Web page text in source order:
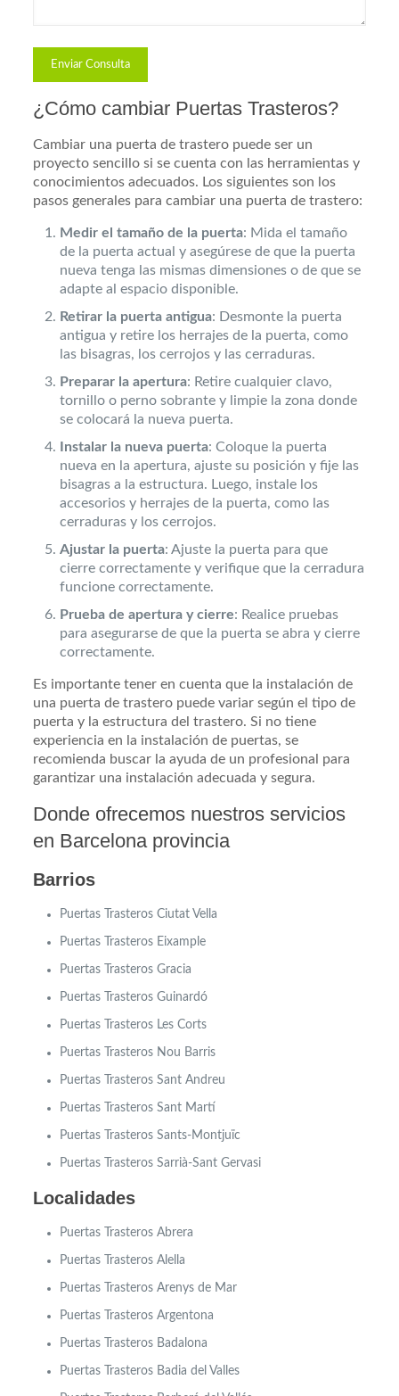
¿Cómo cambiar Puertas Trasteros?
Cambiar una puerta de trastero puede ser un
proyecto sencillo si se cuenta con las herramientas y
conocimientos adecuados. Los siguientes son los
pasos generales para cambiar una puerta de trastero:
Medir el tamaño de la puerta: Mida el tamaño
de la puerta actual y asegúrese de que la puerta
nueva tenga las mismas dimensiones o de que se
adapte al espacio disponible.
Retirar la puerta antigua: Desmonte la puerta
antigua y retire los herrajes de la puerta, como
las bisagras, los cerrojos y las cerraduras.
Preparar la apertura: Retire cualquier clavo,
tornillo o perno sobrante y limpie la zona donde
se colocará la nueva puerta.
Instalar la nueva puerta: Coloque la puerta
nueva en la apertura, ajuste su posición y fije las
bisagras a la estructura. Luego, instale los
accesorios y herrajes de la puerta, como las
cerraduras y los cerrojos.
Ajustar la puerta: Ajuste la puerta para que
cierre correctamente y verifique que la cerradura
funcione correctamente.
Prueba de apertura y cierre: Realice pruebas
para asegurarse de que la puerta se abra y cierre
correctamente.
Es importante tener en cuenta que la instalación de
una puerta de trastero puede variar según el tipo de
puerta y la estructura del trastero. Si no tiene
experiencia en la instalación de puertas, se
recomienda buscar la ayuda de un profesional para
garantizar una instalación adecuada y segura.
Donde ofrecemos nuestros servicios
en Barcelona provincia
Barrios
Puertas Trasteros Ciutat Vella
Puertas Trasteros Eixample
Puertas TrasterosGracia
Puertas Trasteros Guinardó
Puertas Trasteros Les Corts
Puertas Trasteros Nou Barris
Puertas Trasteros Sant Andreu
Puertas Trasteros Sant Martí
Puertas Trasteros Sants-Montjuïc
Puertas Trasteros Sarrià-Sant Gervasi
Localidades
Puertas TrasterosAbrera
Puertas TrasterosAlella
Puertas Trasteros Arenys de Mar
Puertas Trasteros Argentona
Puertas Trasteros Badalona
Puertas Trasteros Badia del Valles